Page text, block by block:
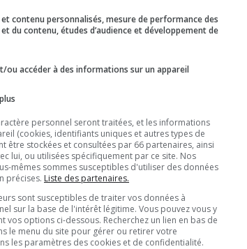
au programme annuel de bourses de
contenu personnalisés, mesure de performance des
du contenu, études d’audience et développement de
ou accéder à des informations sur un appareil
personnel seront traitées, et les informations
(cookies, identifiants uniques et autres types de
être stockées et consultées par 66 partenaires, ainsi
lui, ou utilisées spécifiquement par ce site. Nos
mêmes sommes susceptibles d'utiliser des données
précises. Liste des partenaires.
sont susceptibles de traiter vos données à
sur la base de l'intérêt légitime. Vous pouvez vous y
vos options ci-dessous. Recherchez un lien en bas de
le menu du site pour gérer ou retirer votre
les paramètres des cookies et de confidentialité.